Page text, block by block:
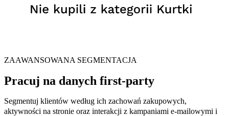
ZAAWANSOWANA SEGMENTACJA
Pracuj na danych first-party
Segmentuj klientów według ich zachowań zakupowych,
aktywności na stronie oraz interakcji z kampaniami e-mailowymi i